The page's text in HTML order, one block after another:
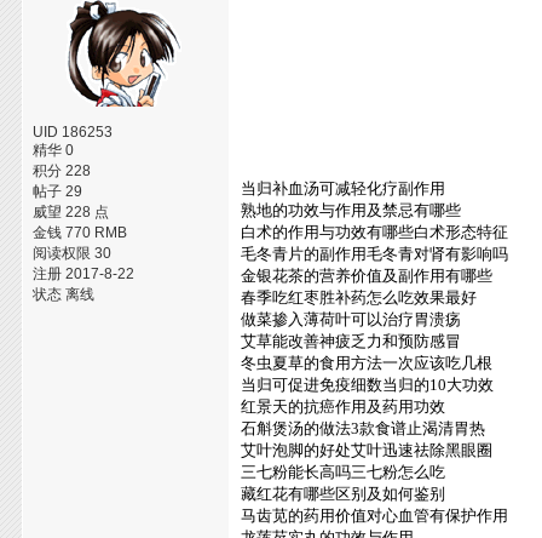
UID 186253
精华 0
积分 228
帖子 29
威望 228 点
金钱 770 RMB
阅读权限 30
注册 2017-8-22
状态 离线
当归补血汤可减轻化疗副作用
熟地的功效与作用及禁忌有哪些
白术的作用与功效有哪些白术形态特征
毛冬青片的副作用毛冬青对肾有影响吗
金银花茶的营养价值及副作用有哪些
春季吃红枣胜补药怎么吃效果最好
做菜掺入薄荷叶可以治疗胃溃疡
艾草能改善神疲乏力和预防感冒
冬虫夏草的食用方法一次应该吃几根
当归可促进免疫细数当归的10大功效
红景天的抗癌作用及药用功效
石斛煲汤的做法3款食谱止渴清胃热
艾叶泡脚的好处艾叶迅速祛除黑眼圈
三七粉能长高吗三七粉怎么吃
藏红花有哪些区别及如何鉴别
马齿苋的药用价值对心血管有保护作用